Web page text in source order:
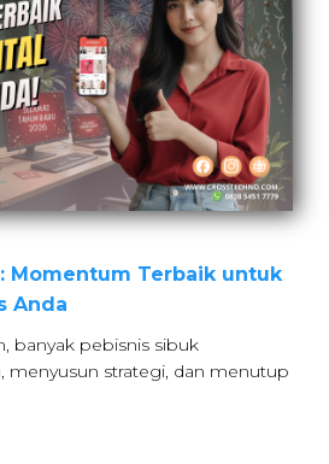
Momentum Terbaik untuk
Anda
banyak pebisnis sibuk
menyusun strategi, dan menutup